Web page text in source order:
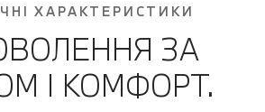
ХАРАКТЕРИСТИКИ
ЗА
І КОМФОРТ.